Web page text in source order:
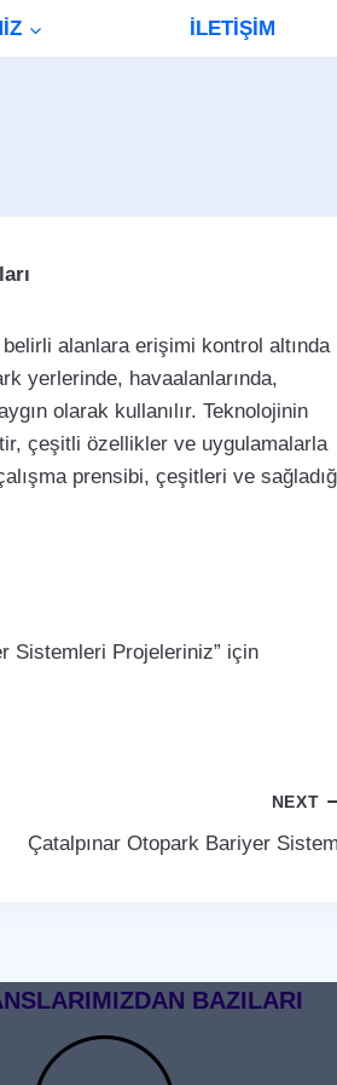
İLETİŞİM
alanlara erişimi kontrol altında
yerlerinde, havaalanlarında,
olarak kullanılır. Teknolojinin
çeşitli özellikler ve uygulamalarla
prensibi, çeşitleri ve
Sistemleri Projeleriniz” için
NEXT
Çatalpınar Otopark Bariyer
BAZILARI